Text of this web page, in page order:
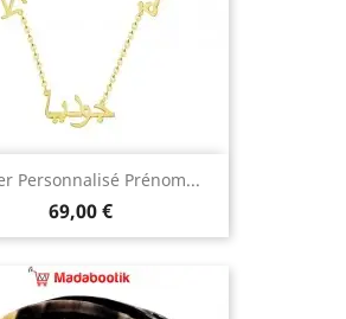
Personnalisé Prénom...
Prix
69,00 €